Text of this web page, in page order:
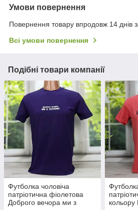
Умови повернення
Повернення товару впродовж 14 днів
Всі умови повернення
Подібні товари компанії
Футболка чоловіча
патріотична фіолетова
Доброго вечора ми з
кольору